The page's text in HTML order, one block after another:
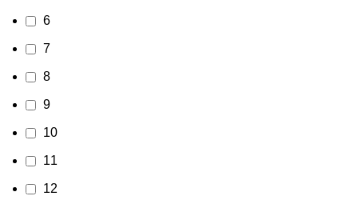
6
7
8
9
10
11
12